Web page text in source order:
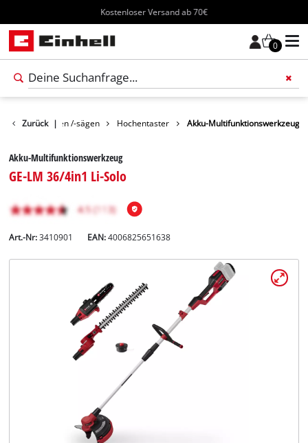
Kostenloser Versand ab 70€
0
Zurück |
Gartenscheren /-sägen Hochentaster Akku-Multifunktionswerkzeug
Akku-Multifunktionswerkzeug
GE-LM 36/4in1 Li-Solo
Art.-Nr: 3410901 EAN:4006825651638